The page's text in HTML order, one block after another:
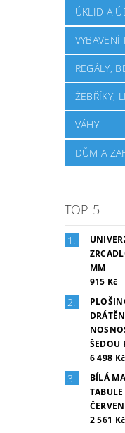
ÚKLID A
VYBAVENÍ
REGÁLY,
ŽEBŘÍKY,
VÁHY
DŮM A
TOP 5
MM
915 Kč
ŠEDOU
6 498 Kč
BÍLÁ
2 561 Kč